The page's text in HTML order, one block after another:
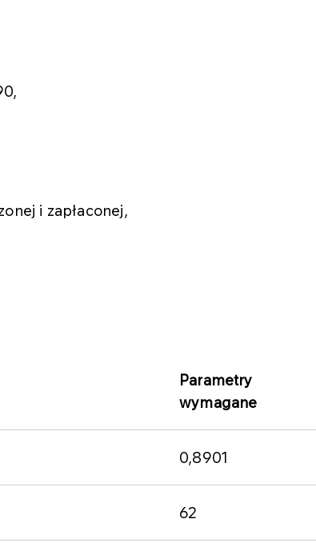
i zapłaconej,
​Parametry
wymagane
0,8901​
​62